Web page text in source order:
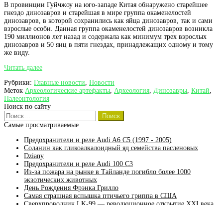
В провинции Гуйчжоу на юго-западе Китая обнаружено старейшее
гнездо динозавров и старейшая в мире группа окаменелостей
динозавров, в которой сохранились как яйца динозавров, так и сами
взрослые особи. Данная группа окаменелостей динозавров возникла
190 миллионов лет назад и содержала как минимум трех взрослых
динозавров и 50 яиц в пяти гнездах, принадлежащих одному и тому
же виду.
Читать далееВ
обнаружено
одно
из
старейших
гнездования
динозавров
Рубрики: Главные новости Новости
Меток Археологические артефакты Археология Динозавры Китай
Палеонтология
Поиск по сайту
Найти:
Самые просматриваемые
Предохранители и реле Audi A6 C5 (1997 - 2005)
Соланин как гликоалкалоидный яд семейства пасленовых
Dziany
Предохранители и реле Audi 100 C3
Из-за пожара на рынке в Тайланде погибло более 1000
экзотических животных
День Рождения Фрэнка Грилло
Самая страшная вспышка птичьего гриппа в США